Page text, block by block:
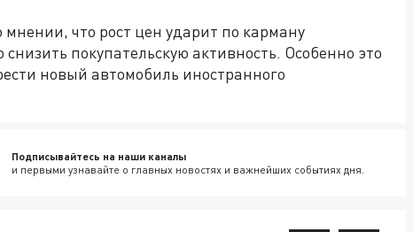
мнении, что рост цен ударит по карману
покупательскую активность. Особенно это
новый автомобиль иностранного
Подписывайтесь на наши каналы
и первыми узнавайте о главных новостях и важнейших событиях дня.